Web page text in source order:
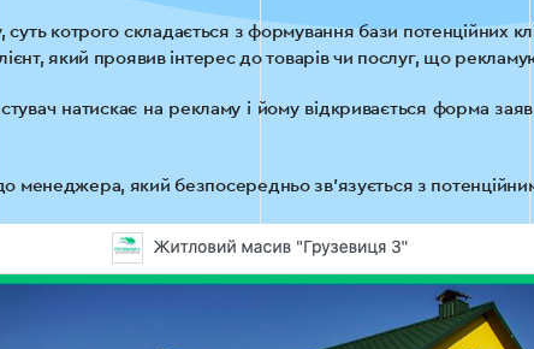
котрого складається з формування бази потенційних
який проявив інтерес до товарів чи послуг, що
натискає на рекламу і йому відкривається форма
менеджера, який безпосередньо зв’язується з